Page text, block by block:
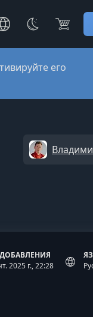
его
2025 г., 22:28